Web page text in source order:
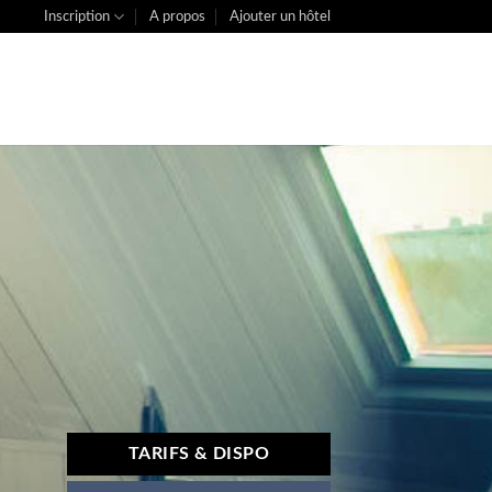
Inscription A propos Ajouter un hôtel
TARIFS & DISPO